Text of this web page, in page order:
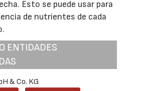
Esto se puede usar para
de nutrientes de cada
ENTIDADES
& Co. KG